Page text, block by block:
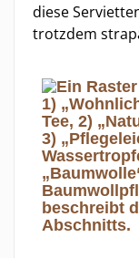
diese
trotzdem